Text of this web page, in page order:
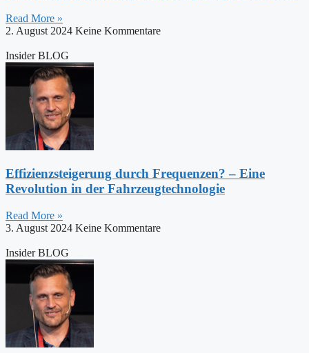
Read More »
2. August 2024 Keine Kommentare
Insider BLOG
Effizienzsteigerung durch Frequenzen? – Eine
Revolution in der Fahrzeugtechnologie
Read More »
3. August 2024 Keine Kommentare
Insider BLOG